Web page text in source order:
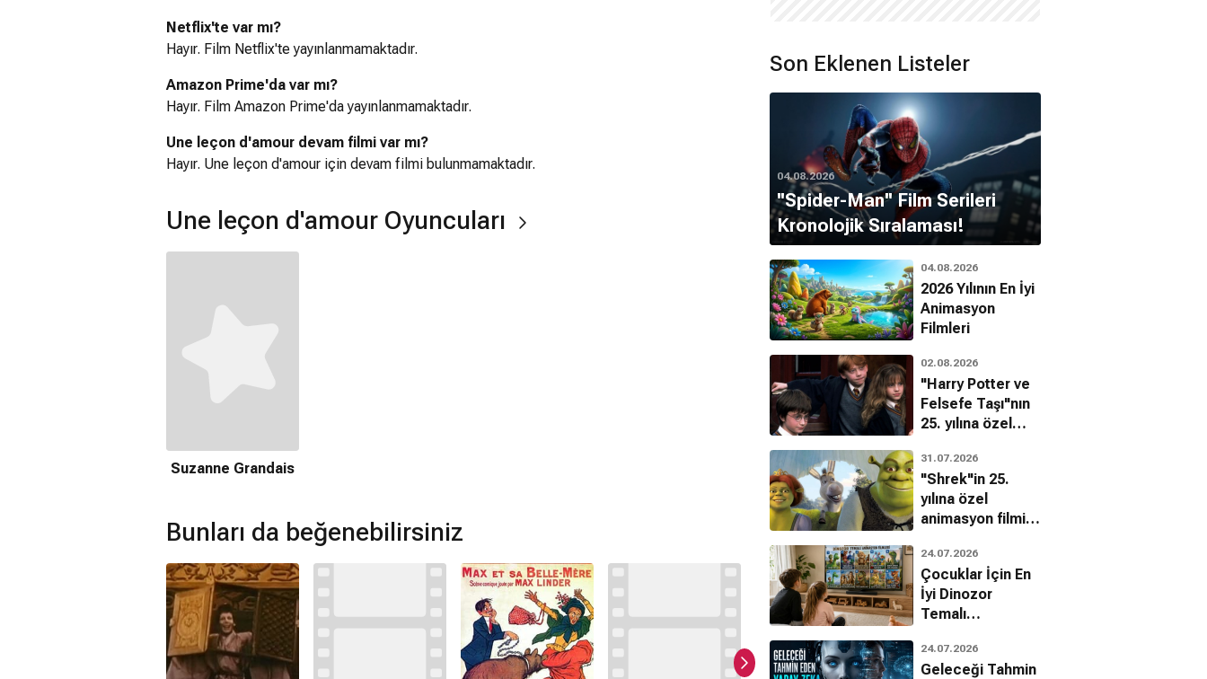
Netflix'te var mı?
Hayır. Film Netflix'te yayınlanmamaktadır.
Amazon Prime'da var mı?
Hayır. Film Amazon Prime'da yayınlanmamaktadır.
Une leçon d'amour devam filmi var mı?
Hayır. Une leçon d'amour için devam filmi bulunmamaktadır.
Une leçon d'amour Oyuncuları
Suzanne Grandais
Bunları da beğenebilirsiniz
Son Eklenen Listeler
04.08.2026
''Spider-Man'' Film Serileri
Kronolojik Sıralaması!
04.08.2026
2026 Yılının En İyi
Animasyon
Filmleri
02.08.2026
"Harry Potter ve
Felsefe Taşı"nın
25. yılına özel
bilinmeyenleri!
31.07.2026
"Shrek"in 25.
yılına özel
animasyon filmin
24.07.2026
Çocuklar İçin En
İyi Dinozor
Temalı
Filmleri
24.07.2026
Geleceği Tahmin